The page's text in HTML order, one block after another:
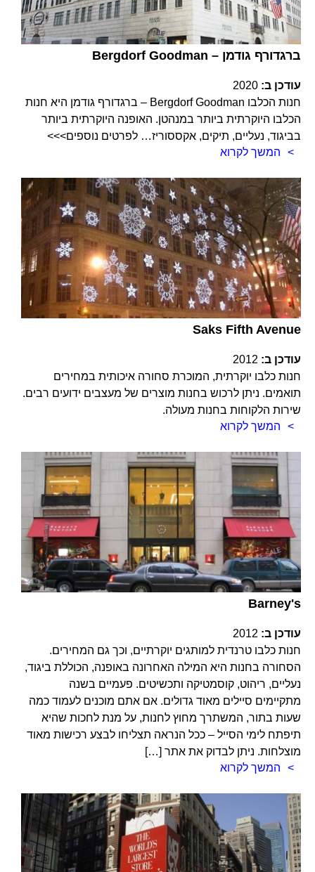
Bergdorf Goodman – ברגדורף גודמן
עודכן ב: 2020
חנות הכלבו Bergdorf Goodman – ברגדורף גודמן היא חנות
הכלבו היוקרתית ביותר במנהטן. האופנה היוקרתית ביותר
בביגוד, נעליים, תיקים, אקססוריז… לפרטים נוספים>>>
המשך לקרוא
Saks Fifth Avenue
עודכן ב: 2012
חנות כלבו יוקרתית, המוכרת סחורה איכותית במחירים
תואמים. ניתן לרכוש בחנות מוצרים של מעצבים ידועים רבים.
שירות הלקוחות בחנות מעולה.
המשך לקרוא
Barney's
עודכן ב: 2012
חנות כלבו טרנדית למותגים יוקרתיים, וכך גם המחירים.
הסחורה בחנות היא המילה האחרונה באופנה, הכוללת ביגוד,
נעליים, ריהוט, קוסמטיקה ותכשיטים. פעמיים בשנה
מתקיימים סיילים מאוד גדולים. אם אתם מוכנים לעמוד כמה
שעות בתור, המשתרך מחוץ לחנות, על מנת לחכות שהיא
תיפתח לימי הסייל – ככל הנראה תצליחו לבצע רכישות מאוד
מוצלחות. ניתן לבדוק את אתר […]
המשך לקרוא